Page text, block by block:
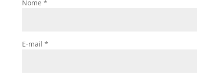
Nome *
E-mail *